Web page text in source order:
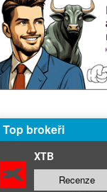
Top brokeři
XTB
Recenze